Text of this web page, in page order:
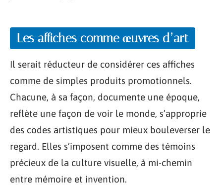
Les affiches comme œuvres d’art
Il serait réducteur de considérer ces affiches
comme de simples produits promotionnels.
Chacune, à sa façon, documente une époque,
reflète une façon de voir le monde, s’approprie
des codes artistiques pour mieux bouleverser le
regard. Elles s’imposent comme des témoins
précieux de la culture visuelle, à mi-chemin
entre mémoire et invention.